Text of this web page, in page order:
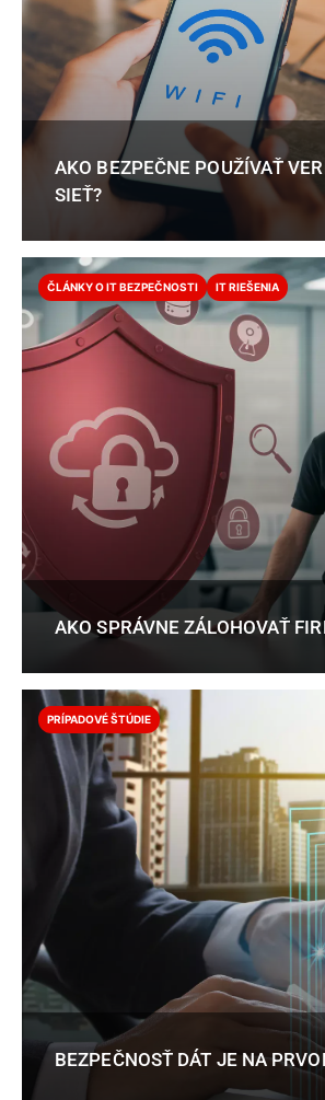
AKO BEZPEČNE POUŽÍVAŤ
SIEŤ?
AKO SPRÁVNE ZÁLOHOVAŤ
ČLÁNKY O IT BEZPEČNOSTI IT RIEŠENIA
BEZPEČNOSŤ DÁT JE NA
PRÍPADOVÉ ŠTÚDIE